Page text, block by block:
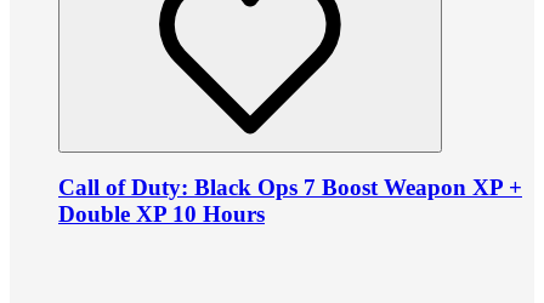
Call of Duty: Black Ops 7 Boost Weapon XP +
Double XP 10 Hours